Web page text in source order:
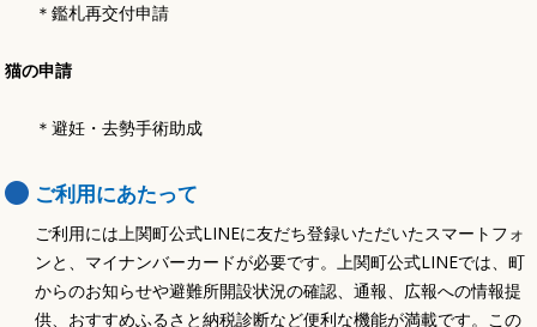
＊鑑札再交付申請
猫の申請
＊避妊・去勢手術助成
ご利用にあたって
ご利用には上関町公式LINEに友だち登録いただいたスマートフォ
ンと、マイナンバーカードが必要です。上関町公式LINEでは、町
からのお知らせや避難所開設状況の確認、通報、広報への情報提
供、おすすめふるさと納税診断など便利な機能が満載です。この